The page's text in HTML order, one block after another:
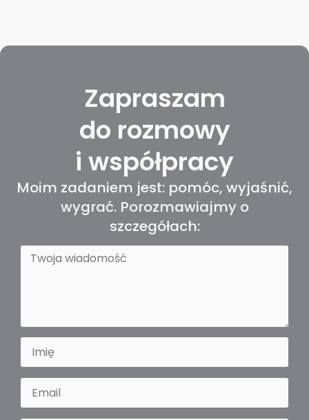
Zapraszam
do rozmowy
i współpracy
Moim zadaniem jest: pomóc, wyjaśnić,
wygrać. Porozmawiajmy o
szczegółach: